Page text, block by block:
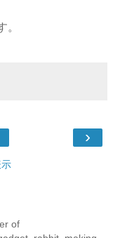
。
›
of